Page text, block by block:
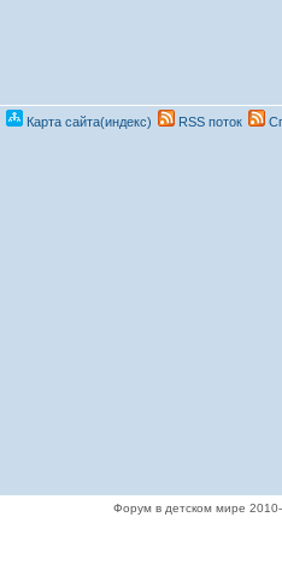
Карта сайта(индекс) RSS поток
Форум в детском мире